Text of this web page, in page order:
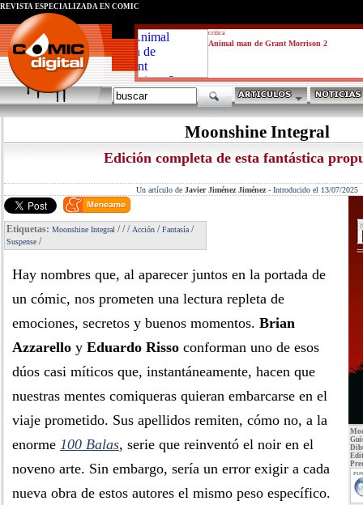
critica
Animal man de Grant Morrison 2
REVISTA ESPECIALIZADA EN CÓMIC
Moonshine Integral
Edición completa de esta fantástica
Un artículo de Javier Jiménez Jiménez- Introducido el 13/07/2025
Etiquetas: Moonshine Integral /// Acción /Fantasía /
Suspense /
Hay nombres que, al aparecer juntos en la portada de
un cómic, nos prometen una lectura repleta de
emociones, secretos y buenos momentos. Brian
Azzarello y Eduardo Risso conforman uno de esos
dúos casi míticos que, instantáneamente, hacen que
nuestras mentes comiqueras quieran embarcarse en el
viaje prometido. Sus apellidos remiten, cómo no, a la
enorme 100 Balas, serie que reinventó el noir en el
noveno arte. Sin embargo, sería un error exigir a cada
nueva obra de estos autores el mismo peso específico.